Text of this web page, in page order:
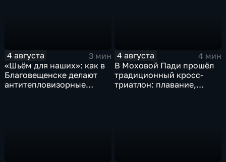
4 августа
3 мин
«Шьём для наших»: как в
Благовещенске делают
антитепловизорные
4 августа
4 мин
В Моховой Пади прошёл
традиционный кросс-
триатлон: плавание,